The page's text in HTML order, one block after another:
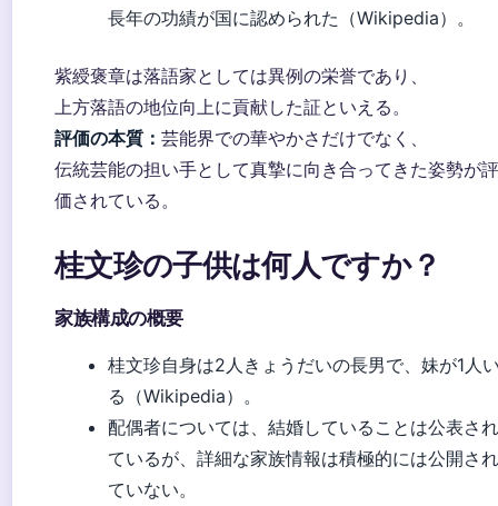
長年の功績が国に認められた（Wikipedia）。
紫綬褒章は落語家としては異例の栄誉であり、
上方落語の地位向上に貢献した証といえる。
評価の本質： 芸能界での華やかさだけでなく、
伝統芸能の担い手として真摯に向き合ってきた姿勢が評
価されている。
桂文珍の子供は何人ですか？
家族構成の概要
桂文珍自身は2人きょうだいの長男で、妹が1人
る（Wikipedia）。
配偶者については、結婚していることは公表され
ているが、詳細な家族情報は積極的には公開され
ていない。